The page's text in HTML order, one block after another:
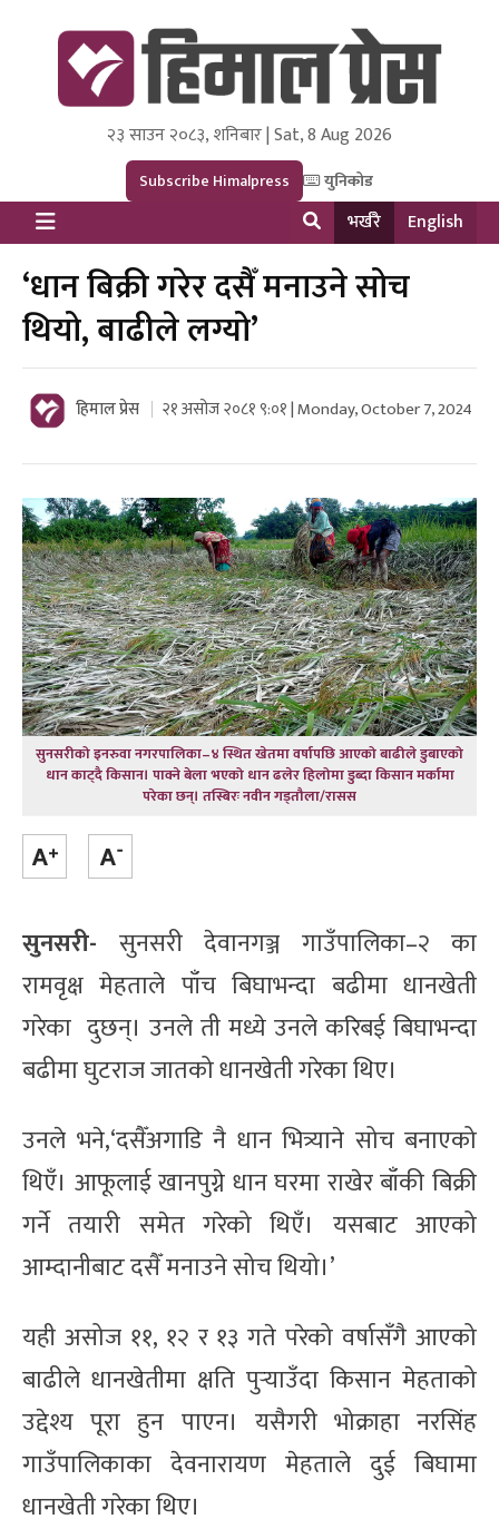
Himal Press
Dot NewsyNepal Media and Research Pvt Ltd.
२३ साउन २०८३, शनिबार | Sat, 8 Aug 2026
Subscribe Himalpress युनिकोड
भर्खरै English
‘धान बिक्री गरेर दसैँ मनाउने सोच
थियो, बाढीले लग्यो’
हिमाल प्रेस २१ असोज २०८१ ९:०१ | Monday, October 7, 2024
सुनसरीको इनरुवा नगरपालिका–४ स्थित खेतमा वर्षापछि आएको बाढीले डुबाएको
धान काट्दै किसान। पाक्ने बेला भएको धान ढलेर हिलोमा डुब्दा किसान मर्कामा
परेका छन्। तस्बिरः नवीन गड्तौला/रासस
सुनसरी- सुनसरी देवानगञ्ज गाउँपालिका–२ का
रामवृक्ष मेहताले पाँच बिघाभन्दा बढीमा धानखेती
गरेका दुछन्। उनले ती मध्ये उनले करिबई बिघाभन्दा
बढीमा घुटराज जातको धानखेती गरेका थिए।
उनले भने,‘दसैँअगाडि नै धान भित्र्याने सोच बनाएको
थिएँ। आफूलाई खानपुग्ने धान घरमा राखेर बाँकी बिक्री
गर्ने तयारी समेत गरेको थिएँ। यसबाट आएको
आम्दानीबाट दसैँ मनाउने सोच थियो।’
यही असोज ११, १२ र १३ गते परेको वर्षासँगै आएको
बाढीले धानखेतीमा क्षति पुर्‍याउँदा किसान मेहताको
उद्देश्य पूरा हुन पाएन। यसैगरी भोक्राहा नरसिंह
गाउँपालिकाका देवनारायण मेहताले दुई बिघामा
धानखेती गरेका थिए।